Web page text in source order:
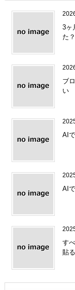
3ヶ
た？
ブ
い
AI
AI
す
貼